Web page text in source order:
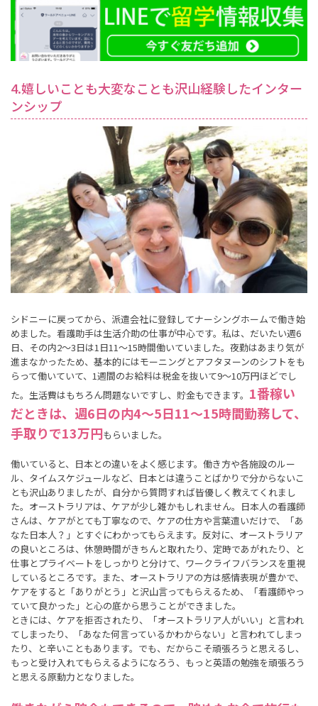
4.嬉しいことも大変なことも沢山経験したインター
ンシップ
シドニーに戻ってから、派遣会社に登録してナーシングホームで働き始
めました。看護助手は生活介助の仕事が中心です。私は、だいたい週6
日、その内2～3日は1日11～15時間働いていました。夜勤はあまり気が
進まなかったため、基本的にはモーニングとアフタヌーンのシフトをも
らって働いていて、1週間のお給料は税金を抜いて9～10万円ほどでし
た。生活費はもちろん問題ないですし、貯金もできます。 1番稼い
だときは、週6日の内4～5日11～15時間勤務して、
手取りで13万円もらいました。
働いていると、日本との違いをよく感じます。働き方や各施設のルー
ル、タイムスケジュールなど、日本とは違うことばかりで分からないこ
とも沢山ありましたが、自分から質問すれば皆優しく教えてくれまし
た。オーストラリアは、ケアが少し雑かもしれません。日本人の看護師
さんは、ケアがとても丁寧なので、ケアの仕方や言葉遣いだけで、「あ
なた日本人？」とすぐにわかってもらえます。反対に、オーストラリア
の良いところは、休憩時間がきちんと取れたり、定時であがれたり、と
仕事とプライベートをしっかりと分けて、ワークライフバランスを重視
しているところです。また、オーストラリアの方は感情表現が豊かで、
ケアをすると「ありがとう」と沢山言ってもらえるため、「看護師やっ
ていて良かった」と心の底から思うことができました。
ときには、ケアを拒否されたり、「オーストラリア人がいい」と言われ
てしまったり、「あなた何言っているかわからない」と言われてしまっ
たり、と辛いこともあります。でも、だからこそ頑張ろうと思えるし、
もっと受け入れてもらえるようになろう、もっと英語の勉強を頑張ろう
と思える原動力となりました。